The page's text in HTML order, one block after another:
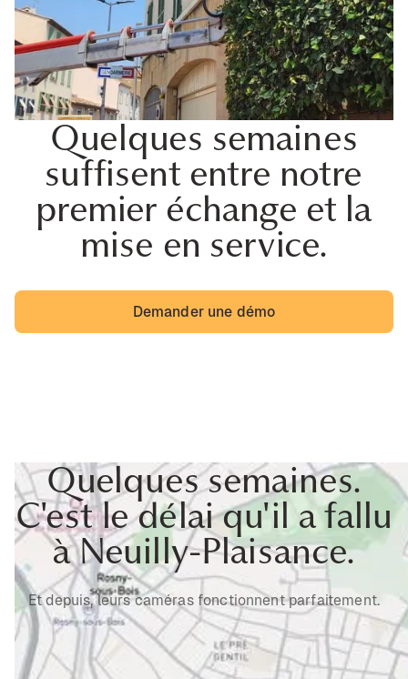
Quelques semaines
suffisent entre notre
premier échange et la
mise en service.
Demander une démo
Quelques semaines.
C'est le délai qu'il a fallu
à Neuilly-Plaisance.
Et depuis, leurs caméras fonctionnent parfaitement.